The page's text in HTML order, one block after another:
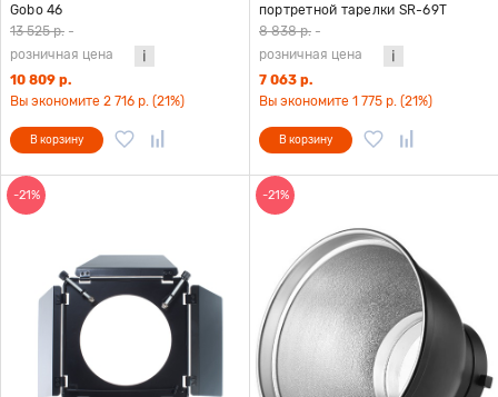
Gobo 46
13 525 р. -
розничная цена
10 809 р.
Вы экономите 2 716 р. (21%)
В корзину
портретной тарелки SR-69T
8 838 р. -
розничная цена
7 063 р.
Вы экономите 1 775 р. (21%)
В корзину
-21% -21%